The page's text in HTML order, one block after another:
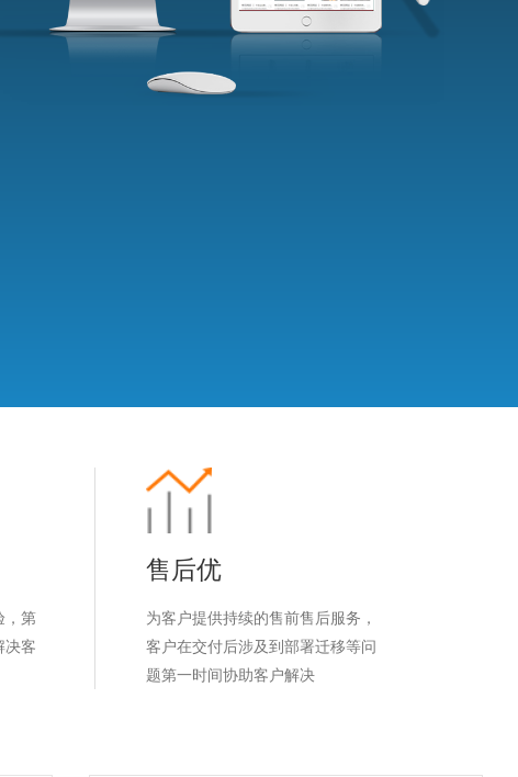
，第
决客
售后优
为客户提供持续的售前售后服务，
客户在交付后涉及到部署迁移等问
题第一时间协助客户解决